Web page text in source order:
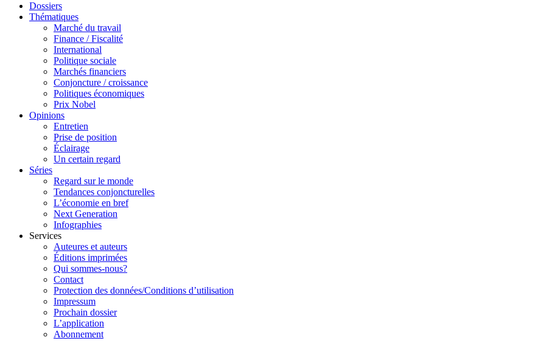
Dossiers
Thématiques
Marché du travail
Finance / Fiscalité
International
Politique sociale
Marchés financiers
Conjoncture / croissance
Politiques économiques
Prix Nobel
Opinions
Entretien
Prise de position
Éclairage
Un certain regard
Séries
Regard sur le monde
Tendances conjoncturelles
L’économie en bref
Next Generation
Infographies
Services
Auteures et auteurs
Éditions imprimées
Qui sommes-nous?
Contact
Protection des données/Conditions d’utilisation
Impressum
Prochain dossier
L’application
Abonnement